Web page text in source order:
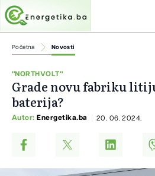
Početna Novosti
"NORTHVOLT"
Grade novu fabriku
baterija?
Autor: Energetika.ba 20. 06. 2024.